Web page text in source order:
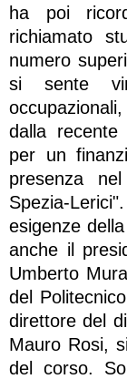
ha poi
richiamato
numero
si sente
dalla recente
per un
presenza
Spezia-
esigenze
anche il
Umberto
del
direttore del
Mauro Rosi,
del corso.